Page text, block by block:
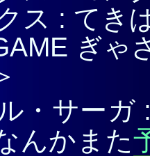
ス : てき
ぎゃ
・サーガ
んかまた